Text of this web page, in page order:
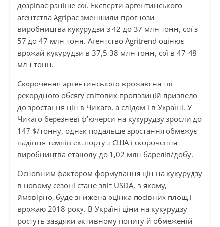
дозріває раніше сої. Експерти аргентинського
агентства Agripac зменшили прогнози
виробництва кукурудзи з 42 до 37 млн тонн, сої з
57 до 47 млн тонн. Агентство Agritrend оцінює
врожай кукурудзи в 37,5-38 млн тонн, сої в 47-48
млн тонн.
Скорочення аргентинського врожаю на тлі
рекордного обсягу світових пропозицій призвело
до зростання цін в Чикаго, а слідом і в Україні. У
Чикаго березневі ф’ючерси на кукурудзу зросли до
147 $/тонну, однак подальше зростання обмежує
падіння темпів експорту з США і скорочення
виробництва етанолу до 1,02 млн барелів/добу.
Основним фактором формування цін на кукурудзу
в новому сезоні стане звіт USDA, в якому,
ймовірно, буде знижена оцінка посівних площ і
врожаю 2018 року. В Україні ціни на кукурудзу
ростуть завдяки активному попиту й обмеженій